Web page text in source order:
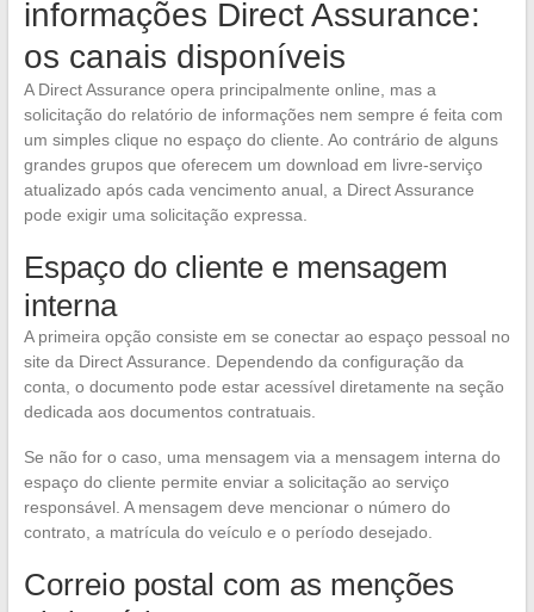
informações Direct Assurance:
os canais disponíveis
A Direct Assurance opera principalmente online, mas a
solicitação do relatório de informações nem sempre é feita com
um simples clique no espaço do cliente. Ao contrário de alguns
grandes grupos que oferecem um download em livre-serviço
atualizado após cada vencimento anual, a Direct Assurance
pode exigir uma solicitação expressa.
Espaço do cliente e mensagem
interna
A primeira opção consiste em se conectar ao espaço pessoal no
site da Direct Assurance. Dependendo da configuração da
conta, o documento pode estar acessível diretamente na seção
dedicada aos documentos contratuais.
Se não for o caso, uma mensagem via a mensagem interna do
espaço do cliente permite enviar a solicitação ao serviço
responsável. A mensagem deve mencionar o número do
contrato, a matrícula do veículo e o período desejado.
Correio postal com as menções